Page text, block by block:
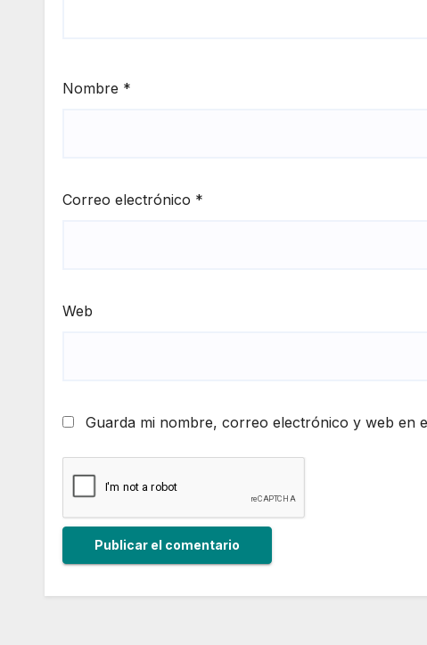
Nombre *
Correo electrónico *
Web
Guarda mi nombre, correo electrónico y web en